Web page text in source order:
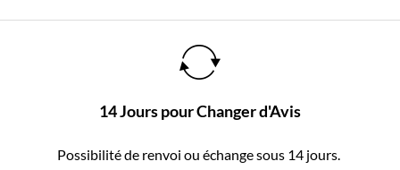
14 Jours pour Changer d'Avis
Possibilité de renvoi ou échange sous 14 jours.